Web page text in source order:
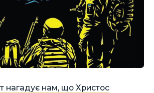
нагадує нам, що Христос